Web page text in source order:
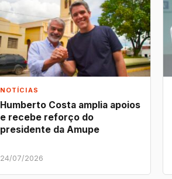
NOTÍCIAS
Humberto Costa amplia apoios
e recebe reforço do
presidente da Amupe
24/07/2026